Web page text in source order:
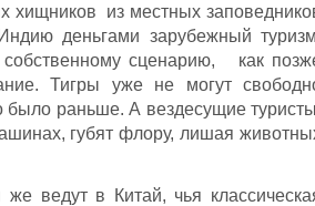
хищников из местных
деньгами зарубежный
собственному сценарию, как
Тигры уже не могут
было раньше. А вездесущие
губят флору, лишая
ведут в Китай, чья